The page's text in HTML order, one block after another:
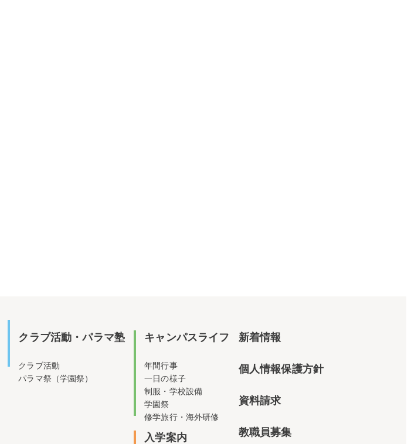
クラブ活動・パラマ塾
クラブ活動
パラマ祭（学園祭）
キャンパスライフ
年間行事
一日の様子
制服・学校設備
学園祭
修学旅行・海外研修
入学案内
新着情報
個人情報保護方針
資料請求
教職員募集